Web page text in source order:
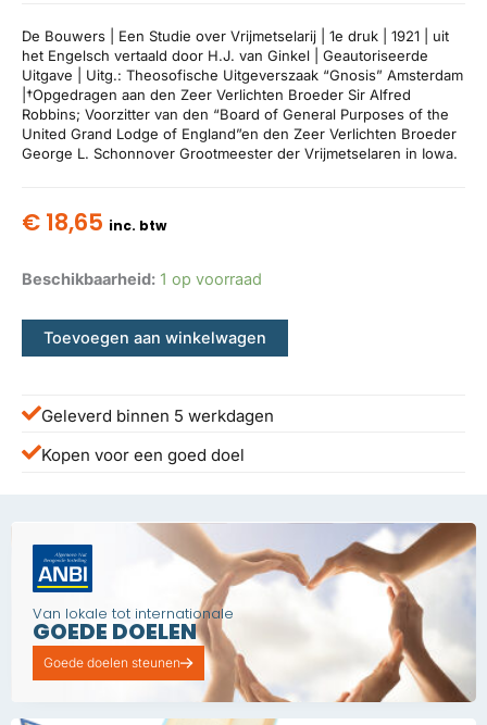
De Bouwers | Een Studie over Vrijmetselarij | 1e druk | 1921 | uit
het Engelsch vertaald door H.J. van Ginkel | Geautoriseerde
Uitgave | Uitg.: Theosofische Uitgeverszaak “Gnosis” Amsterdam
|†Opgedragen aan den Zeer Verlichten Broeder Sir Alfred
Robbins; Voorzitter van den “Board of General Purposes of the
United Grand Lodge of England”en den Zeer Verlichten Broeder
George L. Schonnover Grootmeester der Vrijmetselaren in Iowa.
€ 18,65 inc. btw
Beschikbaarheid: 1 op voorraad
Toevoegen aan winkelwagen
Geleverd binnen 5 werkdagen
Kopen voor een goed doel
Van lokale tot internationale
GOEDE DOELEN
Goede doelen steunen